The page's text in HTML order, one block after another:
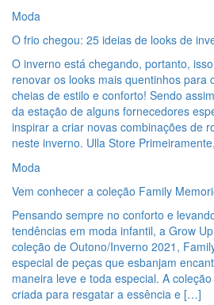
Moda
O frio chegou: 25 ideias de looks de
O inverno está chegando, portanto,
renovar os looks mais quentinhos para
cheias de estilo e conforto! Sendo
da estação de alguns fornecedores
inspirar a criar novas combinações de
neste inverno. Ulla Store
Moda
Vem conhecer a coleção Family
Pensando sempre no conforto e
tendências em moda infantil, a Grow
coleção de Outono/Inverno 2021,
especial de peças que esbanjam
maneira leve e toda especial. A
criada para resgatar a essência e […]